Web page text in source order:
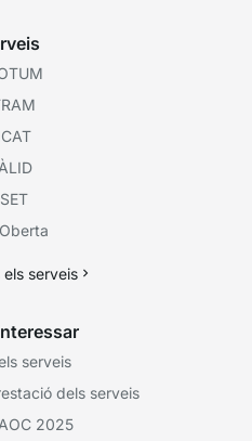
serveis
serveis
dels serveis
2025